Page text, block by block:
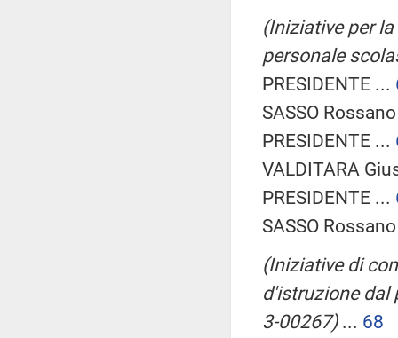
(Iniziative per
personale
PRESIDENTE ...
SASSO
PRESIDENTE ...
VALDITARA
PRESIDENTE ...
SASSO
(Iniziative di
d'istruzione dal
3-00267)... 68